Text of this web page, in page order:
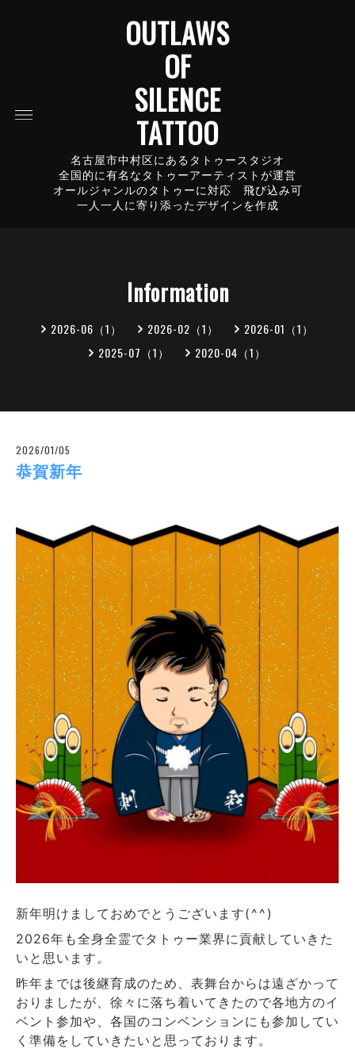
OUTLAWS
OF
SILENCE
TATTOO
名古屋市中村区にあるタトゥースタジオ
全国的に有名なタトゥーアーティストが運営
オールジャンルのタトゥーに対応 飛び込み可
一人一人に寄り添ったデザインを作成
Information
2026-06（1） 2026-02（1）
2026-01（1）
2025-07（1）
2020-04（1）
2026/01/05
恭賀新年
新年明けましておめでとうございます(⁠^⁠^⁠)
2026年も全身全霊でタトゥー業界に貢献していきた
いと思います。
昨年までは後継育成のため、表舞台からは遠ざかって
おりましたが、徐々に落ち着いてきたので各地方のイ
ベント参加や、各国のコンベンションにも参加してい
く準備をしていきたいと思っております。